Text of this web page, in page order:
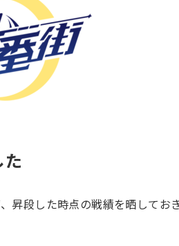
昇段した時点の戦績を晒してお